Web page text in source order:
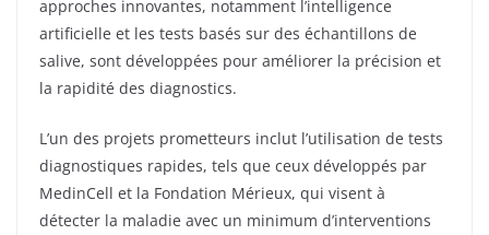
approches innovantes, notamment l’intelligence
artificielle et les tests basés sur des échantillons de
salive, sont développées pour améliorer la précision et
la rapidité des diagnostics.
L’un des projets prometteurs inclut l’utilisation de tests
diagnostiques rapides, tels que ceux développés par
MedinCell et la Fondation Mérieux, qui visent à
détecter la maladie avec un minimum d’interventions